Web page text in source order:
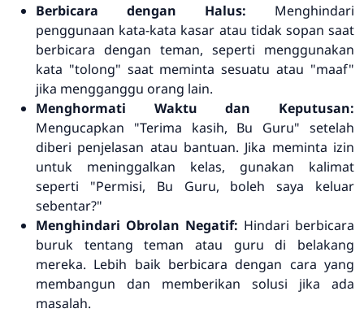
Berbicara dengan Halus: Menghindari
penggunaan kata-kata kasar atau tidak sopan saat
berbicara dengan teman, seperti menggunakan
kata "tolong" saat meminta sesuatu atau "maaf"
jika mengganggu orang lain.
Menghormati Waktu dan Keputusan:
Mengucapkan "Terima kasih, Bu Guru" setelah
diberi penjelasan atau bantuan. Jika meminta izin
untuk meninggalkan kelas, gunakan kalimat
seperti "Permisi, Bu Guru, boleh saya keluar
sebentar?"
Menghindari Obrolan Negatif: Hindari berbicara
buruk tentang teman atau guru di belakang
mereka. Lebih baik berbicara dengan cara yang
membangun dan memberikan solusi jika ada
masalah.